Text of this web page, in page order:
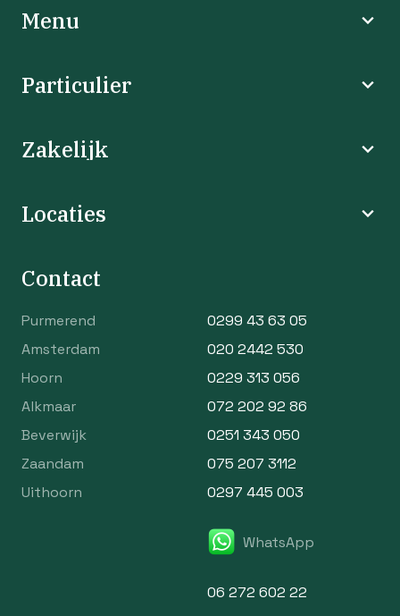
Menu
Particulier
Zakelijk
Locaties
Contact
Purmerend
0299 43 63 05
Amsterdam
020 2442 530
Hoorn
0229 313 056
Alkmaar
072 202 92 86
Beverwijk
0251 343 050
Zaandam
075 207 3112
Uithoorn
0297 445 003
WhatsApp
06 272 602 22